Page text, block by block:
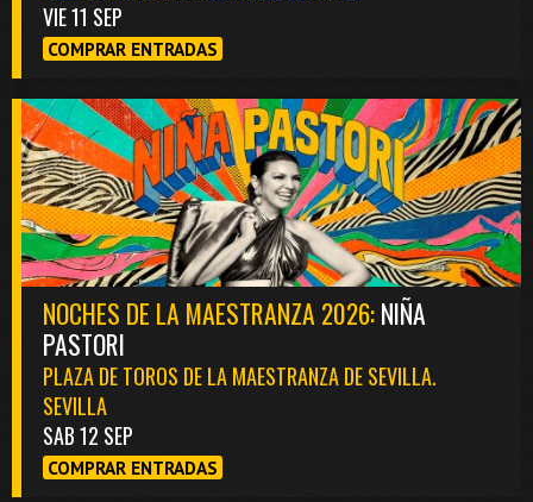
VIE 11 SEP
COMPRAR ENTRADAS
NOCHES DE LA MAESTRANZA 2026:NIÑA
PASTORI
PLAZA DE TOROS DE LA MAESTRANZA DE SEVILLA.
SEVILLA
SAB 12 SEP
COMPRAR ENTRADAS